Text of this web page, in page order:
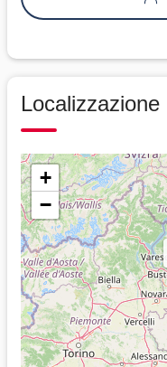
Localizzazione
+
−